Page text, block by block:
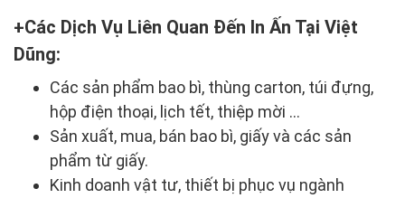
Các Dịch Vụ Liên Quan Đến In Ấn Tại Việt
Dũng:
Các sản phẩm bao bì, thùng carton, túi đựng,
hộp điện thoại, lịch tết, thiệp mời …
Sản xuất, mua, bán bao bì, giấy và các sản
phẩm từ giấy.
Kinh doanh vật tư, thiết bị phục vụ ngành